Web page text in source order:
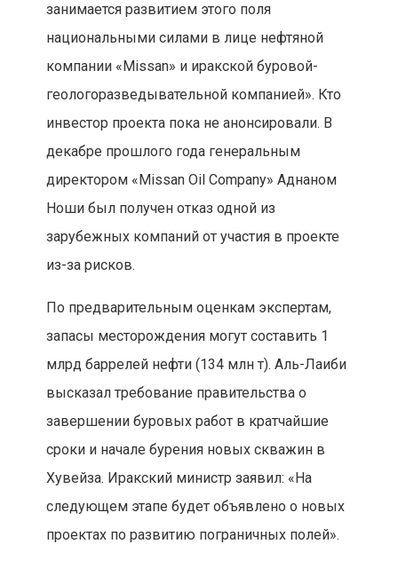
занимается развитием этого поля
национальными силами в лице нефтяной
компании «Missan» и иракской буровой-
геологоразведывательной компанией». Кто
инвестор проекта пока не анонсировали. В
декабре прошлого года генеральным
директором «Missan Oil Company» Аднаном
Ноши был получен отказ одной из
зарубежных компаний от участия в проекте
из-за рисков.
По предварительным оценкам экспертам,
запасы месторождения могут составить 1
млрд баррелей нефти (134 млн т). Аль-Лаиби
высказал требование правительства о
завершении буровых работ в кратчайшие
сроки и начале бурения новых скважин в
Хувейза. Иракский министр заявил: «На
следующем этапе будет объявлено о новых
проектах по развитию пограничных полей».